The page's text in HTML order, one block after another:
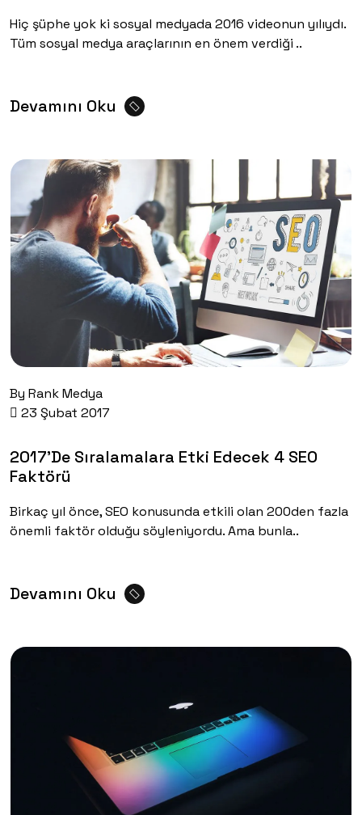
Hiç şüphe yok ki sosyal medyada 2016 videonun yılıydı.
Tüm sosyal medya araçlarının en önem verdiği ..
Devamını Oku
By Rank Medya
23 Şubat 2017
2017’de Sıralamalara Etki Edecek 4 SEO
Faktörü
Birkaç yıl önce, SEO konusunda etkili olan 200den fazla
önemli faktör olduğu söyleniyordu. Ama bunla..
Devamını Oku